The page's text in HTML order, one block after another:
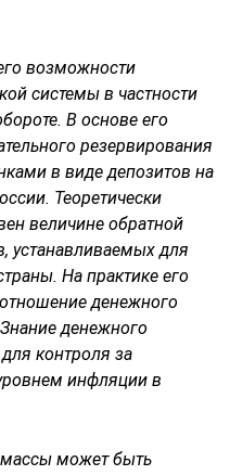
возможности
системы в частности
В основе его
резервирования
в виде депозитов на
Теоретически
величине обратной
устанавливаемых для
На практике его
денежного
денежного
контроля за
инфляции в
может быть